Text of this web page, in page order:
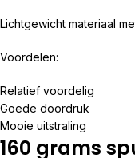
Lichtgewicht materiaal
Voordelen:
Relatief voordelig
Goede doordruk
Mooie uitstraling
160 grams